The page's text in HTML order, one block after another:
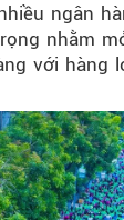
ngân
nhằm
với hàng